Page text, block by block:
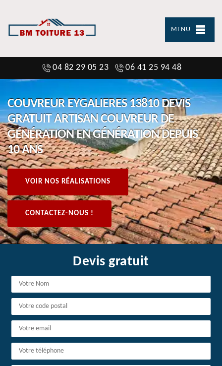
MENU
04 82 29 05 23 06 41 25 94 48
COUVREUR EYGALIERES 13810 DEVIS
GRATUIT ARTISAN COUVREUR DE
GÉNÉRATION EN GÉNÉRATION DEPUIS
10 ANS
VOIR NOS RÉALISATIONS
CONTACTEZ-NOUS !
Devis gratuit